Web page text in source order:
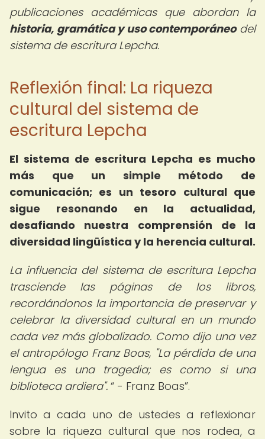
publicaciones académicas que abordan la
historia, gramática y uso contemporáneodel
sistema de escritura Lepcha.
Reflexión final: La riqueza
cultural del sistema de
escritura Lepcha
El sistema de escritura Lepcha es mucho
más que un simple método de
comunicación; es un tesoro cultural que
sigue resonando en la actualidad,
desafiando nuestra comprensión de la
diversidad lingüística y la herencia cultural.
La influencia del sistema de escritura Lepcha
trasciende las páginas de los libros,
recordándonos la importancia de preservar y
celebrar la diversidad cultural en un mundo
cada vez más globalizado. Como dijo una vez
el antropólogo Franz Boas, "La pérdida de una
lengua es una tragedia; es como si una
biblioteca ardiera".
- Franz Boas .
Invito a cada uno de ustedes a reflexionar
sobre la riqueza cultural que nos rodea, a